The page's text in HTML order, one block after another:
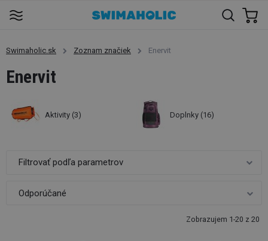
Swimaholic.sk Zoznam značiek Enervit
Enervit
Aktivity (3) Doplnky (16)
Filtrovať podľa parametrov
Zobrazujem 1-20 z 20